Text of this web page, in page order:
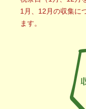
1月、12月の収集に
ます。